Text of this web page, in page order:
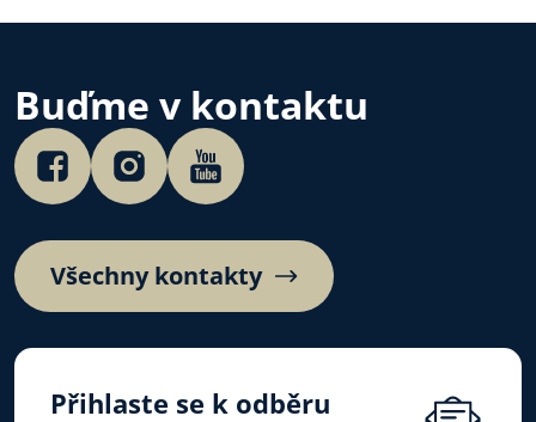
Buďme v kontaktu
Všechny kontakty
Přihlaste se k odběru